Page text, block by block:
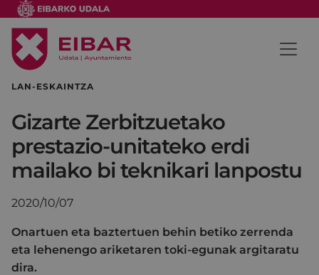
LAN-ESKAINTZA
Gizarte Zerbitzuetako
prestazio-unitateko erdi
mailako bi teknikari lanpostu
2020/10/07
Onartuen eta baztertuen behin betiko zerrenda
eta lehenengo ariketaren toki-egunak argitaratu
dira.